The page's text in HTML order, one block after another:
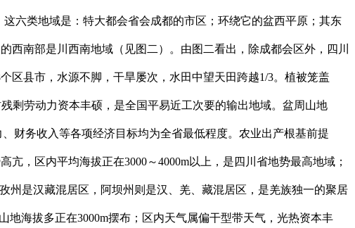
六类地域是：特大都会省会成都的市区；环绕它的盆西平原；其东
南部是川西南地域（见图二）。由图二看出，除成都会区外，四川
区县市，水源不脚，干旱屡次，水田中望天田跨越1/3。植被笼盖
剩劳动力资本丰硕，是全国平易近工次要的输出地域。盆周山地
财务收入等各项经济目标均为全省最低程度。农业出产根基前提
，区内平均海拔正在3000～4000m以上，是四川省地势最高地域；
是汉藏混居区，阿坝州则是汉、羌、藏混居区，是羌族独一的聚居
海拔多正在3000m摆布；区内天气属偏干型带天气，光热资本丰